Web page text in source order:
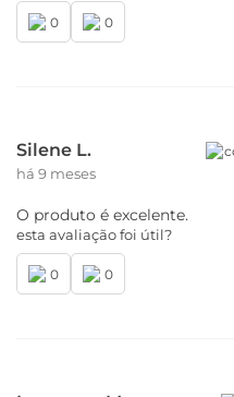
0 0
Silene L.
há 9 meses
O produto é excelente.
esta avaliação foi útil?
0 0